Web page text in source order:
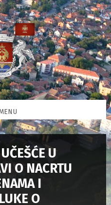
U
O NACRTU
I
O